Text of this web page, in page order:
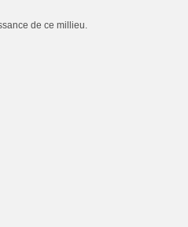
de ce millieu.